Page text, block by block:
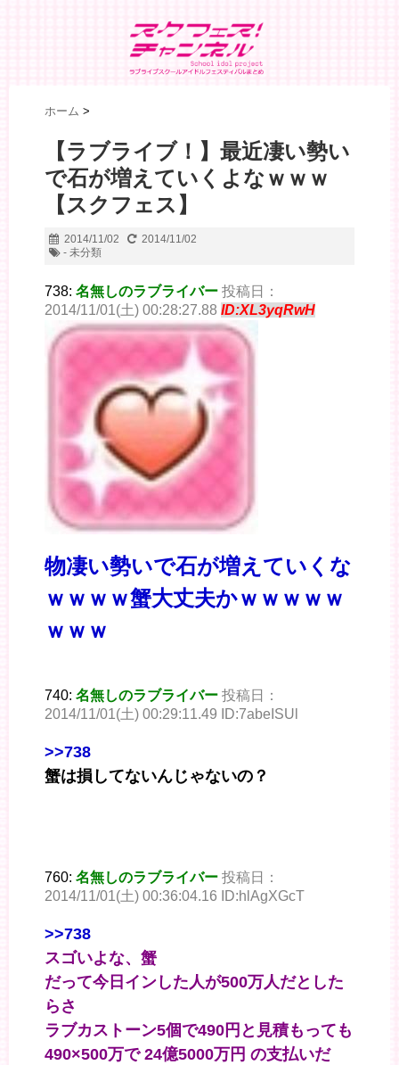
ホーム >
【ラブライブ！】最近凄い勢い
で石が増えていくよなｗｗｗ
【スクフェス】
2014/11/02
2014/11/02
- 未分類
738: 名無しのラブライバー 投稿日：
2014/11/01(土) 00:28:27.88 ID:XL3yqRwH
物凄い勢いで石が増えていくな
ｗｗｗｗ蟹大丈夫かｗｗｗｗｗ
ｗｗｗ
740: 名無しのラブライバー 投稿日：
2014/11/01(土) 00:29:11.49 ID:7abeISUl
>>738
蟹は損してないんじゃないの？
760: 名無しのラブライバー 投稿日：
2014/11/01(土) 00:36:04.16 ID:hlAgXGcT
>>738
スゴいよな、蟹
だって今日インした人が500万人だとした
らさ
ラブカストーン5個で490円と見積もっても
490×500万で 24億5000万円 の支払いだ